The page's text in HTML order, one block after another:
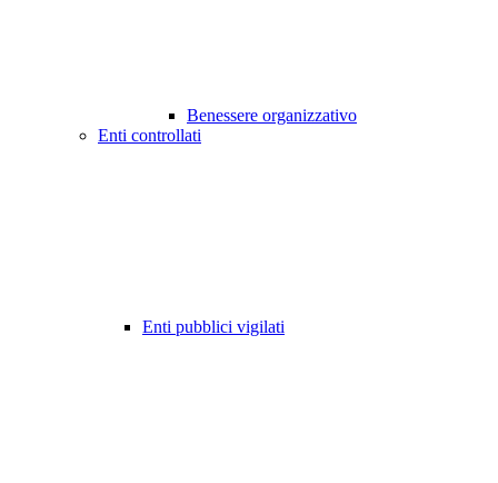
Benessere organizzativo
Enti controllati
Enti pubblici vigilati